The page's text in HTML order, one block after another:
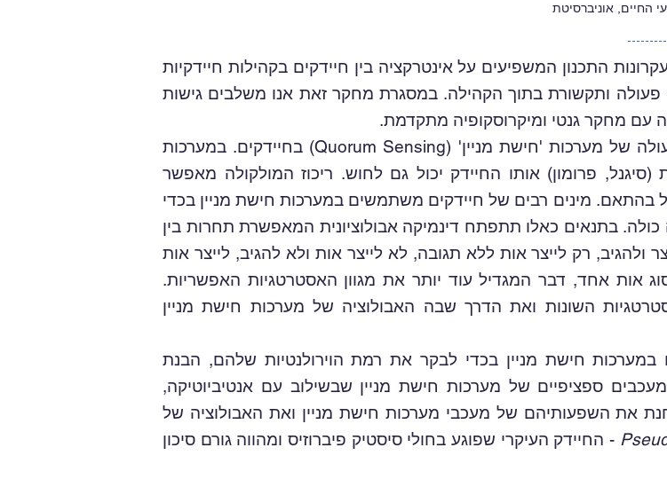
החיים, אוניברסיטת
התכנון המשפיעים על אינטרקציה בין חיידקים בקהילות חיידקיות
פעולה ותקשורת בתוך הקהילה. במסגרת מחקר זאת אנו משלבים גישות
עם מחקר גנטי ומיקרוסקופיה מתקדמת.
באופן ספציפי, אנו מתעניינים באבולוציה ובדרכי הפעולה של מערכות 'חישת מניין' (Quorum Sensing) בחיידקים. במערכות
פרומון) אותו החיידק יכול גם לחוש. ריכוז המולקולה מאפשר
בהתאם. מינים רבים של חיידקים משתמשים במערכות חישת מניין בכדי
בתנאים כאלו תתפתח דינמיקה אבולוציונית המאפשרת תחרות בין
ולהגיב, רק לייצר אות ללא תגובה, לא לייצר אות ולא להגיב, לייצר אות
אות אחד, דבר המגדיל עוד יותר את מגוון האסטרטגיות האפשריות.
השונות ואת הדרך שבה האבולוציה של מערכות חישת מניין
חישת מניין בכדי לבקר את רמת הוירולנטיות שלהם, הבנת
ספציפיים של מערכות חישת מניין שבשילוב עם אנטיביוטיקה,
את השפעותיהם של מעכבי מערכות חישת מניין ואת האבולוציה של
- החיידק העיקרי שפוגע בחולי סיסטיק פיברוזיס ומהווה גורם סיכון